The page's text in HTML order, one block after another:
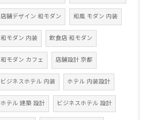
店舗デザイン 和モダン 和風 モダン 内装
和モダン 内装 飲食店 和モダン
和モダン カフェ 店舗設計 京都
ビジネスホテル 内装 ホテル 内装設計
ホテル 建築 設計 ビジネスホテル 設計